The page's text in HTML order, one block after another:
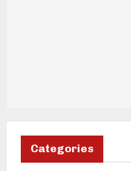
Categories